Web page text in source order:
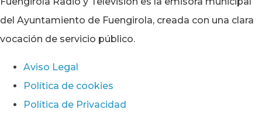
del Ayuntamiento de Fuengirola, creada con una clara
vocación de servicio público.
Aviso Legal
Política de cookies
Política de Privacidad